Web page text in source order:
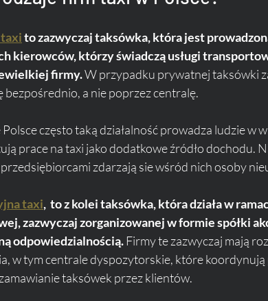
to zazwyczaj taksówka, która jest
kierowców, którzy świadczą usługi
firmy. W przypadku prywatnej taksówki
bezpośrednio, a nie poprzez centralę.
często taką działalność prowadza ludzie w
prace na taxi jako dodatkowe źródło dochodu.
zdarzają sie wśród nich osoby
taxi,  to z kolei taksówka, która działa w
zazwyczaj zorganizowanej w formie spółki
odpowiedzialnością. Firmy te zazwyczaj mają
w tym centrale dyspozytorskie, które
taksówek przez klientów.